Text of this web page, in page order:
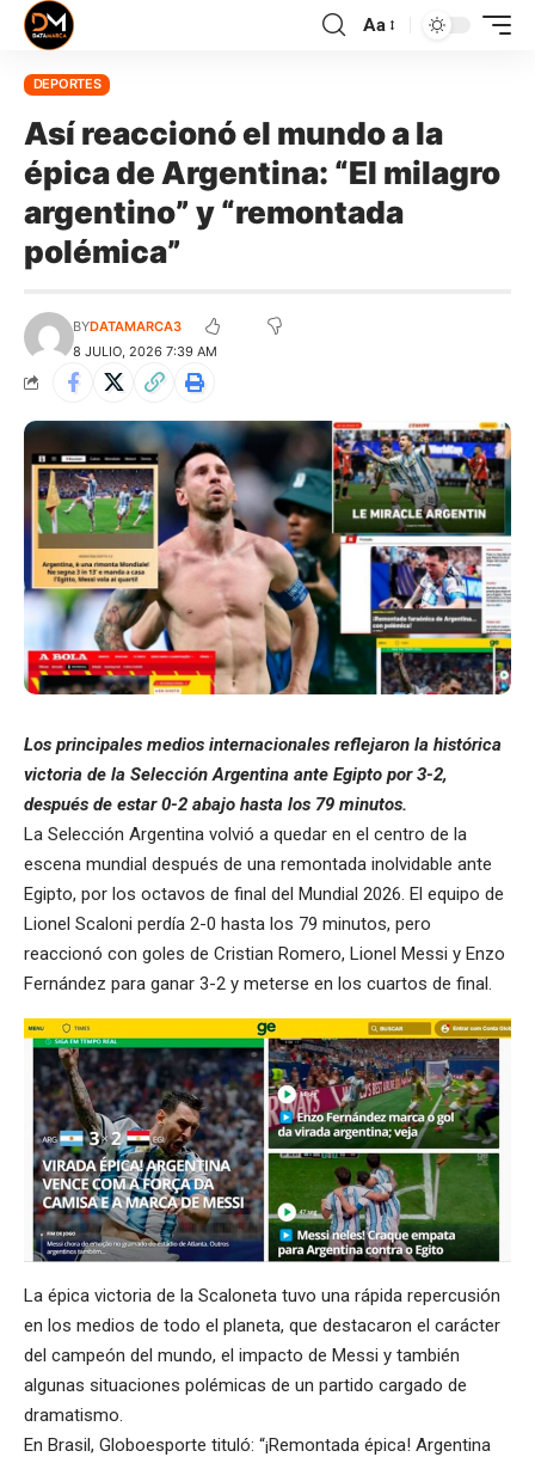
Aa
DEPORTES
Así reaccionó el mundo a la
épica de Argentina: “El milagro
argentino” y “remontada
polémica”
8 JULIO, 2026 7:39 AM
BYDATAMARCA3
Los principales medios internacionales reflejaron la histórica
victoria de la Selección Argentina ante Egipto por 3-2,
después de estar 0-2 abajo hasta los 79 minutos.
La Selección Argentina volvió a quedar en el centro de la
escena mundial después de una remontada inolvidable ante
Egipto, por los octavos de final del Mundial 2026. El equipo de
Lionel Scaloni perdía 2-0 hasta los 79 minutos, pero
reaccionó con goles de Cristian Romero, Lionel Messi y Enzo
Fernández para ganar 3-2 y meterse en los cuartos de final.
La épica victoria de la Scaloneta tuvo una rápida repercusión
en los medios de todo el planeta, que destacaron el carácter
del campeón del mundo, el impacto de Messi y también
algunas situaciones polémicas de un partido cargado de
dramatismo.
En Brasil, Globoesporte tituló: “¡Remontada épica! Argentina